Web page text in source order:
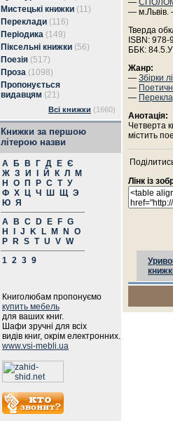
Мистецькі книжки (11)
Переклади (116)
Періодика (149)
Піксельні книжки (56)
Поезія (517)
Проза (1098)
Пропонується
видавцям (21)
Всі книжки (1660)
Книжки за першою
літерою назви
А Б В Г Д Е Є
Ж З И Й К Л
М
Н
О П Р С Т У
Ф Х Ц Ч Ш Щ Э
Ю Я
A
B C D E F G
H
J K L M N
O
P
R S T U V W
1 2 3 9
Книголюбам пропонуємо
купить мебель
для ваших книг.
Шафи зручні для всіх
видів книг, окрім електронних.
www.vsi-mebli.ua
—
— м.Львів.
Тверда
ISBN:
ББК:
Жанр:
— Збірки
—
—
Анотація:
Четверта
містить
Лінк із